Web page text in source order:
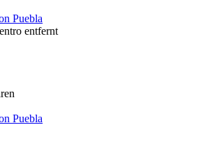
Puebla
entfernt
Puebla